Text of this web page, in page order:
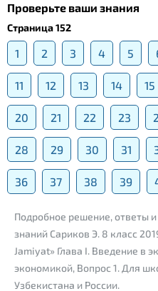
Проверьте ваши знания
Страница 152
1 2 3 4 5
11 12 13 14 15
20 21 22 23
28 29 30 31
36 37 38 39
Подробное решение, ответы
знаний Сариков Э. 8 класс
Jamiyat» Глава I. Введение в
экономикой, Вопрос 1. Для
Узбекистана и России.